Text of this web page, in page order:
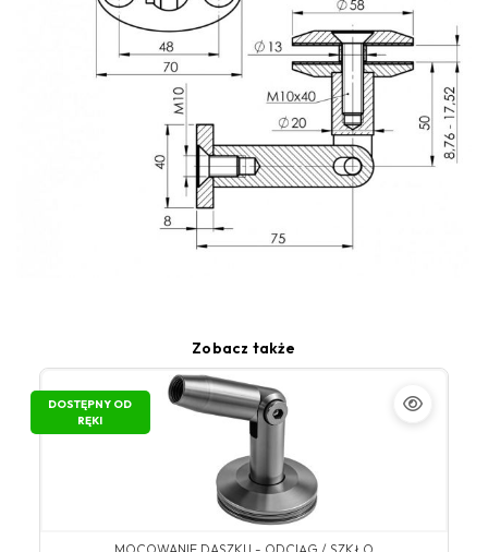
Zobacz także
DOSTĘPNY OD
RĘKI